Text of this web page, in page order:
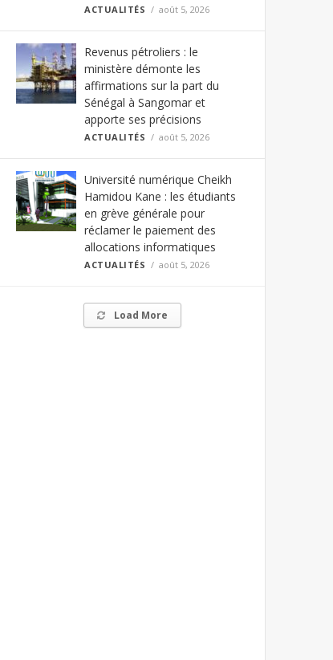
ACTUALITÉS août 5, 2026
Revenus pétroliers : le
ministère démonte les
affirmations sur la part du
Sénégal à Sangomar et
apporte ses précisions
ACTUALITÉS août 5, 2026
Université numérique Cheikh
Hamidou Kane : les étudiants
en grève générale pour
réclamer le paiement des
allocations informatiques
ACTUALITÉS août 5, 2026
Load More